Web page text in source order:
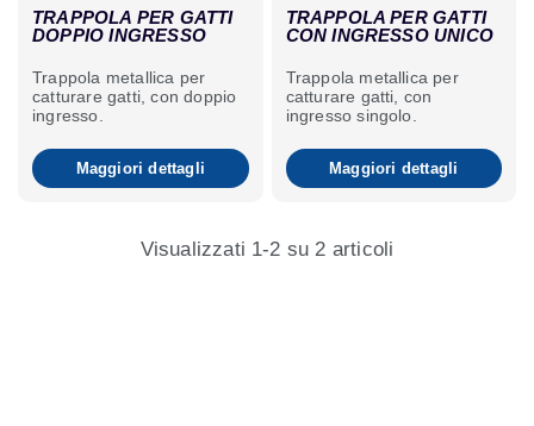
Visualizzati 1-2 su 2 articoli
TRAPPOLA PER GATTI
DOPPIO INGRESSO
Trappola metallica per
catturare gatti, con doppio
ingresso.
Maggiori dettagli
TRAPPOLA PER GATTI
CON INGRESSO UNICO
Trappola metallica per
catturare gatti, con
ingresso singolo.
Maggiori dettagli